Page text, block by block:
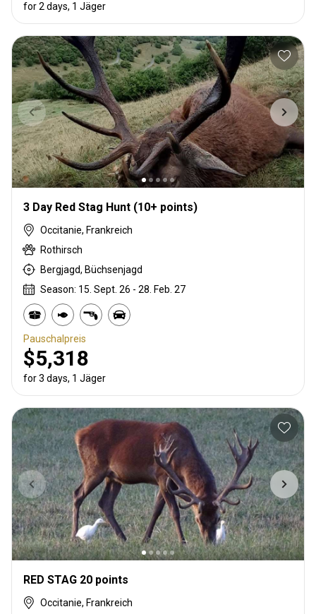
for 2 days, 1 Jäger
3 Day Red Stag Hunt (10+ points)
Occitanie, Frankreich
Rothirsch
Bergjagd, Büchsenjagd
Season: 15. Sept. 26 - 28. Feb. 27
Pauschalpreis
$5,318
for 3 days, 1 Jäger
RED STAG 20 points
Occitanie, Frankreich